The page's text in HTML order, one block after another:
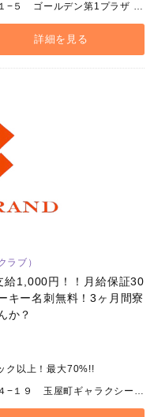
大阪府大阪市中央区東心斎橋２丁目１−５ ゴールデン第1プラザ 3F
詳細を見る
ラブ）
1,000円！！月給保証30
キー名刺無料！3ヶ月間寮
か？
ク以上！最大70%!!
大阪府大阪市中央区東心斎橋２丁目４−１９ 玉屋町ギャラクシービル 3号館3F